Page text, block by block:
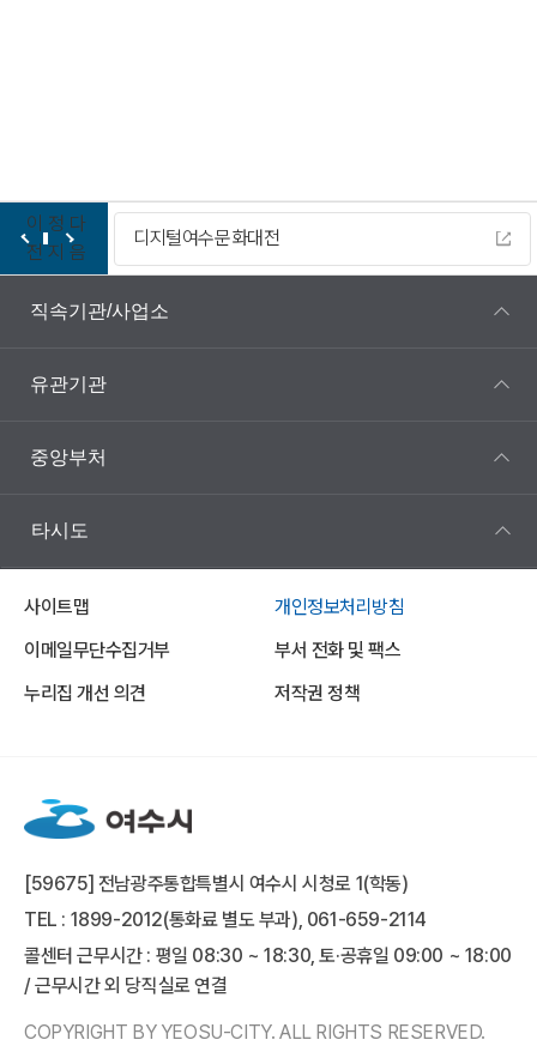
이
전
정
지
다
음
디지털여수문화대전
직속기관/사업소
유관기관
중앙부처
타시도
사이트맵
개인정보처리방침
이메일무단수집거부
부서 전화 및 팩스
누리집 개선 의견
저작권 정책
[59675] 전남광주통합특별시 여수시 시청로 1(학동)
TEL : 1899-2012(통화료 별도 부과), 061-659-2114
콜센터 근무시간 : 평일 08:30 ~ 18:30, 토·공휴일 09:00 ~ 18:00
/ 근무시간 외 당직실로 연결
COPYRIGHT BY YEOSU-CITY. ALL RIGHTS RESERVED.